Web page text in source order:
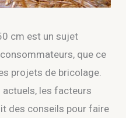
cm est un sujet
que ce
projets de bricolage.
les facteurs
des conseils pour faire